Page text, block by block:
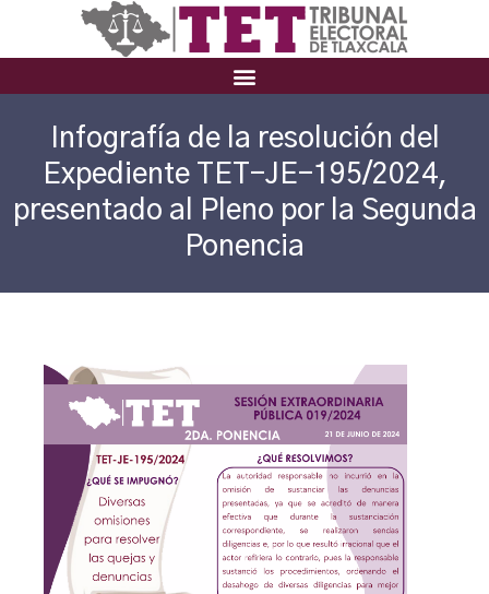
Infografía de la resolución del
Expediente TET-JE-195/2024,
presentado al Pleno por la Segunda
Ponencia